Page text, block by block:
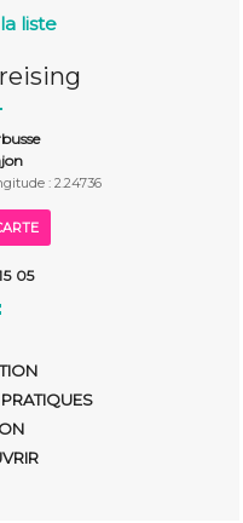
liste
: 2.24736
05